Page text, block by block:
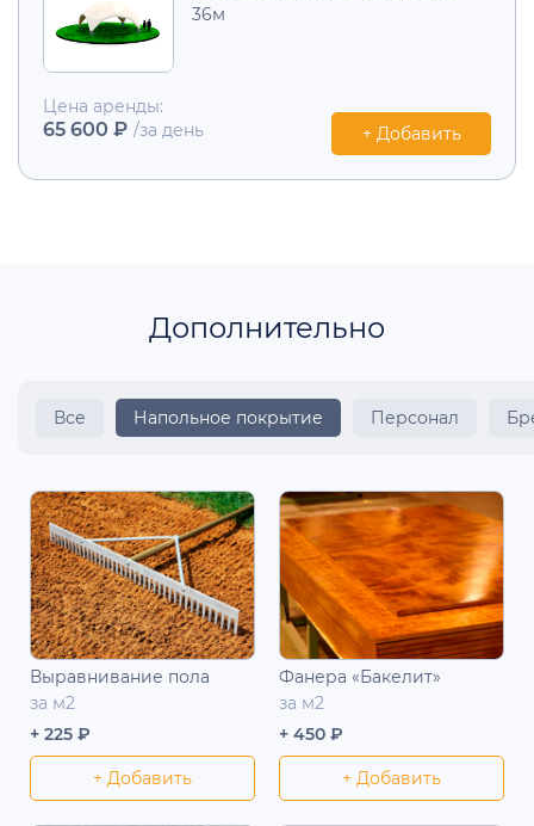
36м
Цена аренды:
65 600 ₽ /за день + Добавить
Дополнительно
Все Напольное покрытие Персонал
Выравнивание пола
за м2
+ 225 ₽
+ Добавить
Фанера «Бакелит»
за м2
+ 450 ₽
+ Добавить